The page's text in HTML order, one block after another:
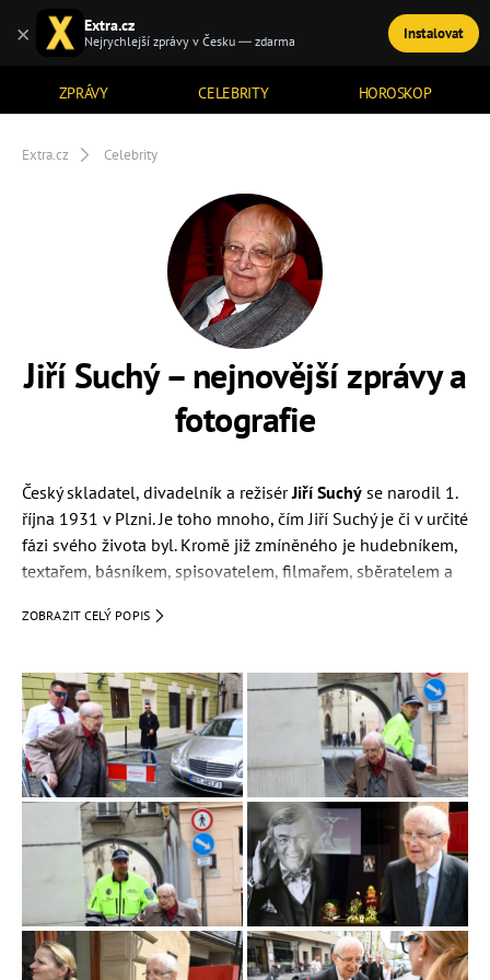
ZPRÁVY CELEBRITY HOROSKOP
TÉMATA
Extra.cz Celebrity
Jiří Suchý – nejnovější zprávy a
fotografie
Český skladatel, divadelník a režisérJiří Suchý se narodil 1.
října 1931 v Plzni. Je toho mnoho, čím Jiří Suchý je či v určité
fázi svého života byl. Kromě již zmíněného je hudebníkem,
textařem, básníkem, spisovatelem, filmařem, sběratelem a
Vyskočilem. Tvořil také dvojici s Jiřím Šlitrem, Ferdinandem
Havlíkem aJitkou Molavcovou.
Kariéra
Část dětství prožil v Klatovech, avšak v roce 1936 se
přestěhoval s rodinou do Prahy. Před kamerou se poprvé
objevil v roce 1944 jako komparz, když hrál jednoho z
vystupujících z tramvaje ve snímku Sobota.
Od roku 1947 (po dokončení střední školy) začal pracovat
jako grafik v reklamních ateliérech. Podstatnou část svého
života strávil v divadlech. Začalo to v Redutě, kde se
ZOBRAZIT CELÝ POPIS
× Extra.cz
Nejrychlejší zprávy v Česku — zdarma Instalovat